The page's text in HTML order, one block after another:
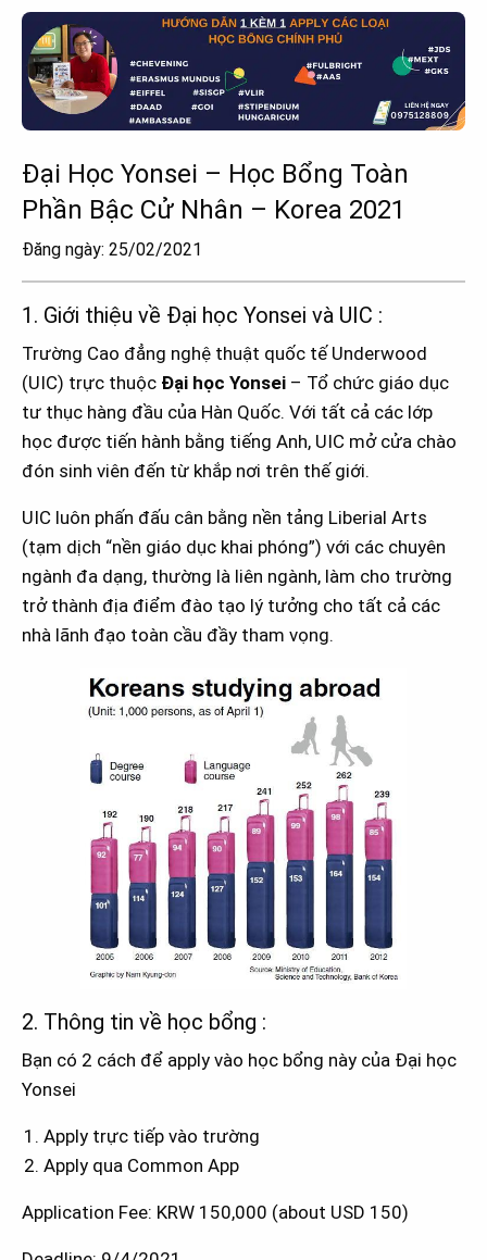
Đại Học Yonsei – Học Bổng Toàn
Phần Bậc Cử Nhân – Korea 2021
Đăng ngày: 25/02/2021
1. Giới thiệu về Đại học Yonsei và UIC :
Trường Cao đẳng nghệ thuật quốc tế Underwood
(UIC) trực thuộc Đại học Yonsei – Tổ chức giáo dục
tư thục hàng đầu của Hàn Quốc. Với tất cả các lớp
học được tiến hành bằng tiếng Anh, UIC mở cửa chào
đón sinh viên đến từ khắp nơi trên thế giới.
UIC luôn phấn đấu cân bằng nền tảng Liberial Arts
(tạm dịch “nền giáo dục khai phóng”) với các chuyên
ngành đa dạng, thường là liên ngành, làm cho trường
trở thành địa điểm đào tạo lý tưởng cho tất cả các
nhà lãnh đạo toàn cầu đầy tham vọng.
2. Thông tin về học bổng :
Bạn có 2 cách để apply vào học bổng này của Đại học
Yonsei
Apply trực tiếp vào trường
Apply qua Common App
Application Fee: KRW 150,000 (about USD 150)